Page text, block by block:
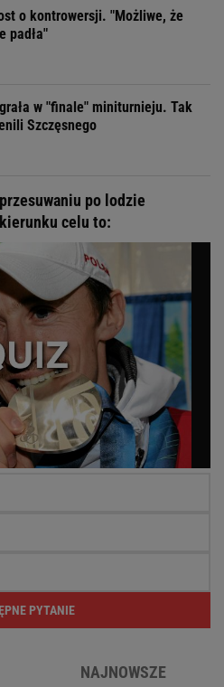
o kontrowersji. "Możliwe, że
padła"
w "finale" miniturnieju. Tak
Szczęsnego
po lodzie
celu to:
PYTANIE
NAJNOWSZE